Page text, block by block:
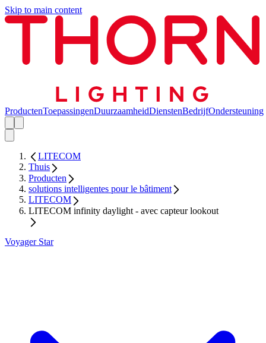
Skip to main content
ProductenToepassingenDuurzaamheidDienstenBedrijfOndersteuning
LITECOM
Thuis
Producten
solutions intelligentes pour le bâtiment
LITECOM
LITECOM infinity daylight - avec capteur lookout
Voyager Star